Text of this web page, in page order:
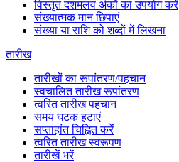
विस्तृत दशमलव अंकों का उपयोग करें
संख्यात्मक मान छिपाएं
संख्या या राशि को शब्दों में लिखना
तारीख
तारीखों का रूपांतरण/पहचान
स्वचालित तारीख रूपांतरण
त्वरित तारीख पहचान
समय घटक हटाएं
सप्ताहांत चिह्नित करें
त्वरित तारीख स्वरूपण
तारीखें भरें